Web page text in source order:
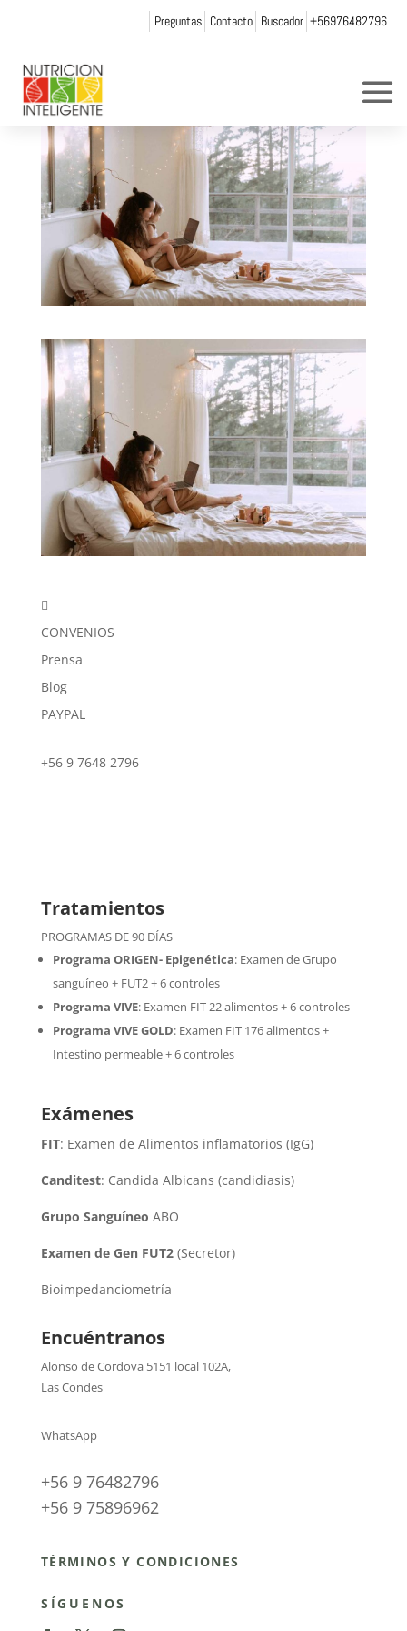
Preguntas Contacto Buscador +56976482796
porWeb Admin NI

CONVENIOS
Prensa
Blog
PAYPAL
+56 9 7648 2796
Tratamientos
PROGRAMAS DE 90 DÍAS
Programa ORIGEN- Epigenética:Examen de Grupo
sanguíneo + FUT2 + 6 controles
Programa VIVE: Examen FIT 22 alimentos + 6 controles
Programa VIVE GOLD: Examen FIT 176 alimentos +
Intestino permeable + 6 controles
Exámenes
FIT: Examen de Alimentos inflamatorios (IgG)
Canditest: Candida Albicans (candidiasis)
Grupo Sanguíneo ABO
Examen de Gen FUT2(Secretor)
Bioimpedanciometría
Encuéntranos
Alonso de Cordova 5151 local 102A,
Las Condes
WhatsApp
+56 9 76482796
+56 9 75896962
TÉRMINOS Y CONDICIONES
SÍGUENOS